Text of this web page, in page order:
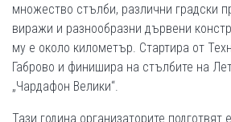
множество стълби, различни градски
виражи и разнообразни дървени
му е около километър. Стартира от
Габрово и финишира на стълбите на
„Чардафон Велики“.
Тази година организаторите подготвят